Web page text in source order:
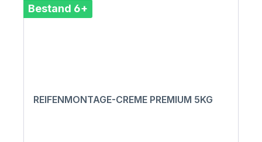
Bestand 6+
REIFENMONTAGE-CREME PREMIUM 5KG